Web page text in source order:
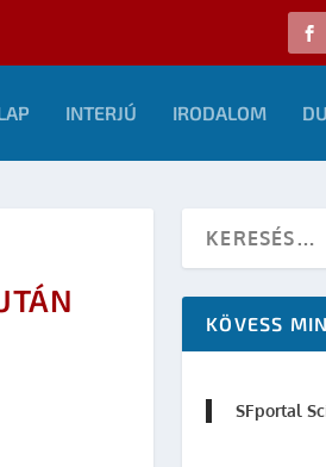
INTERJÚ IRODALOM
KÖVESS
SFportal